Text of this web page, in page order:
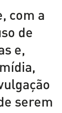
com a
de
e,
serem